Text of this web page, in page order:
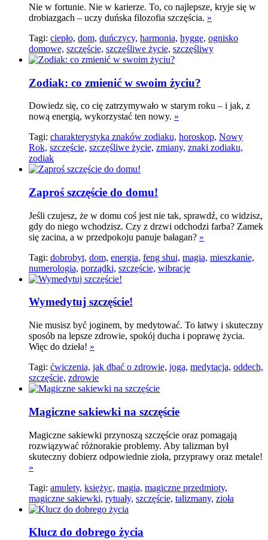
Nie w fortunie. Nie w karierze. To, co najlepsze, kryje się w
drobiazgach – uczy duńska filozofia szczęścia. »
Tagi: ciepło, dom, duńczycy, harmonia, hygge, ognisko
domowe, szczęście, szczęśliwe życie, szczęśliwy
Zodiak: co zmienić w swoim życiu?
Dowiedz się, co cię zatrzymywało w starym roku – i jak, z
nową energią, wykorzystać ten nowy. »
Tagi: charakterystyka znaków zodiaku, horoskop, Nowy
Rok, szczęście, szczęśliwe życie, zmiany, znaki zodiaku,
zodiak
Zaproś szczęście do domu!
Jeśli czujesz, że w domu coś jest nie tak, sprawdź, co widzisz,
gdy do niego wchodzisz. Czy z drzwi odchodzi farba? Zamek
się zacina, a w przedpokoju panuje bałagan? »
Tagi: dobrobyt, dom, energia, feng shui, magia, mieszkanie,
numerologia, porządki, szczęście, wibracje
Wymedytuj szczęście!
Nie musisz być joginem, by medytować. To łatwy i skuteczny
sposób na lepsze zdrowie, spokój ducha i poprawę życia.
Więc do dzieła! »
Tagi: ćwiczenia, jak dbać o zdrowie, joga, medytacja, oddech,
szczęście, zdrowie
Magiczne sakiewki na szczęście
Magiczne sakiewki przynoszą szczęście oraz pomagają
rozwiązywać różnorakie problemy. Aby talizman był
skuteczny dobierz odpowiednie zioła, przyprawy oraz metale!
»
Tagi: amulety, księżyc, magia, magiczne przedmioty,
magiczne sakiewki, rytuały, szczęście, talizmany, zioła
Klucz do dobrego życia